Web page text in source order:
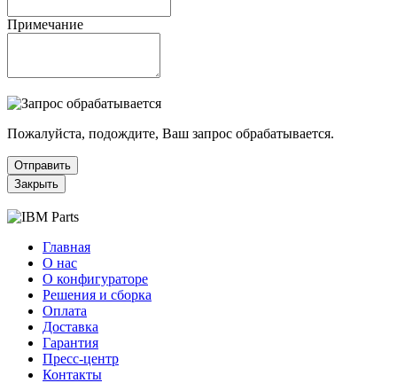
Примечание
Пожалуйста, подождите, Ваш запрос обрабатывается.
Отправить
Закрыть
Главная
О нас
О конфигураторе
Решения и сборка
Оплата
Доставка
Гарантия
Пресс-центр
Контакты